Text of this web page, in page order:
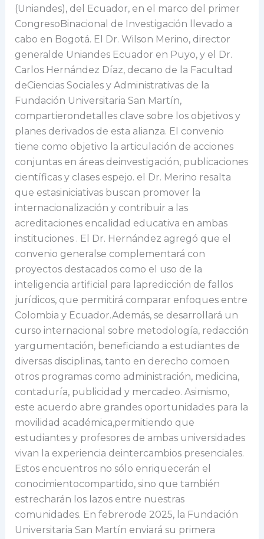
(Uniandes), del Ecuador, en el marco del primer
CongresoBinacional de Investigación llevado a
cabo en Bogotá. El Dr. Wilson Merino, director
generalde Uniandes Ecuador en Puyo, y el Dr.
Carlos Hernández Díaz, decano de la Facultad
deCiencias Sociales y Administrativas de la
Fundación Universitaria San Martín,
compartierondetalles clave sobre los objetivos y
planes derivados de esta alianza. El convenio
tiene como objetivo la articulación de acciones
conjuntas en áreas deinvestigación, publicaciones
científicas y clases espejo. el Dr. Merino resalta
que estasiniciativas buscan promover la
internacionalización y contribuir a las
acreditaciones encalidad educativa en ambas
instituciones . El Dr. Hernández agregó que el
convenio generalse complementará con
proyectos destacados como el uso de la
inteligencia artificial para lapredicción de fallos
jurídicos, que permitirá comparar enfoques entre
Colombia y Ecuador.Además, se desarrollará un
curso internacional sobre metodología, redacción
yargumentación, beneficiando a estudiantes de
diversas disciplinas, tanto en derecho comoen
otros programas como administración, medicina,
contaduría, publicidad y mercadeo. Asimismo,
este acuerdo abre grandes oportunidades para la
movilidad académica,permitiendo que
estudiantes y profesores de ambas universidades
vivan la experiencia deintercambios presenciales.
Estos encuentros no sólo enriquecerán el
conocimientocompartido, sino que también
estrecharán los lazos entre nuestras
comunidades. En febrerode 2025, la Fundación
Universitaria San Martín enviará su primera